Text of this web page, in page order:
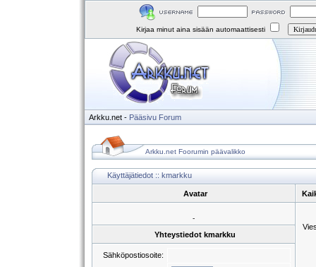
Kirjaa minut aina sisään automaattisesti
Arkku.net - Pääsivu Forum
Arkku.net Foorumin päävalikko
Käyttäjätiedot :: kmarkku
Avatar
-
Yhteystiedot kmarkku
Sähköpostiosoite: